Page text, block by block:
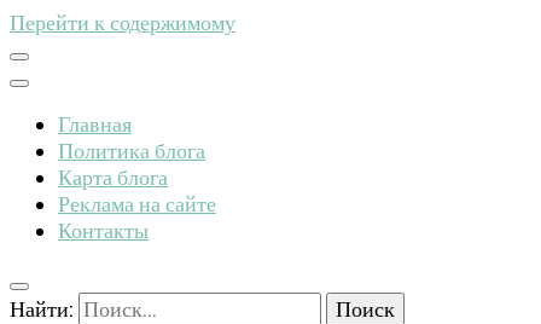
Перейти к содержимому
Главная
Политика блога
Карта блога
Реклама на сайте
Контакты
Найти: